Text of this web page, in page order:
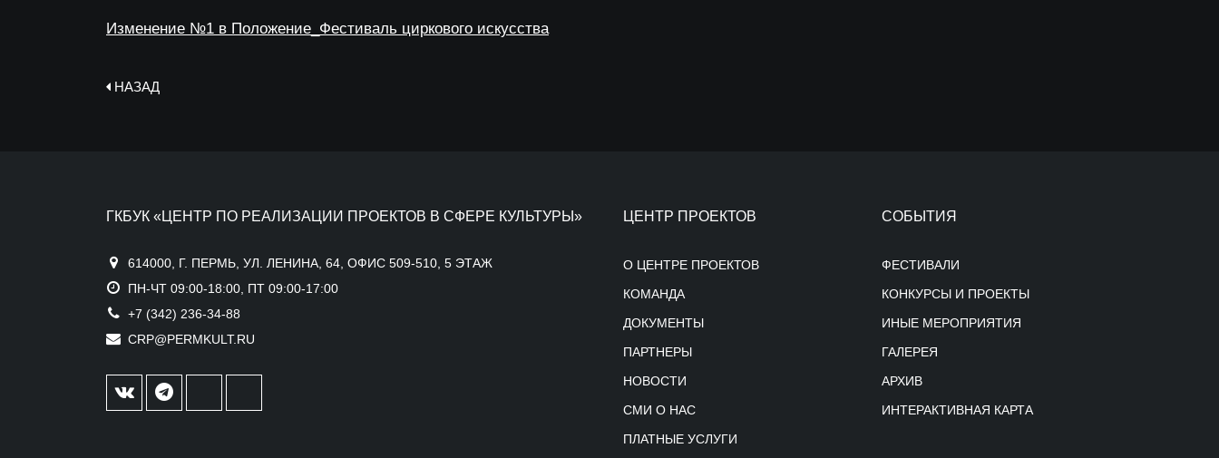
Изменение №1 в Положение_Фестиваль циркового искусства
НАЗАД
ГКБУК «ЦЕНТР ПО РЕАЛИЗАЦИИ ПРОЕКТОВ В СФЕРЕ КУЛЬТУРЫ»
614000, Г. ПЕРМЬ, УЛ. ЛЕНИНА, 64, ОФИС 509-510, 5 ЭТАЖ
ПН-ЧТ 09:00-18:00, ПТ 09:00-17:00
+7 (342) 236-34-88
CRP@PERMKULT.RU
ЦЕНТР ПРОЕКТОВ
О ЦЕНТРЕ ПРОЕКТОВ
КОМАНДА
ДОКУМЕНТЫ
ПАРТНЕРЫ
НОВОСТИ
СМИ О НАС
ПЛАТНЫЕ УСЛУГИ
СОБЫТИЯ
ФЕСТИВАЛИ
КОНКУРСЫ И ПРОЕКТЫ
ИНЫЕ МЕРОПРИЯТИЯ
ГАЛЕРЕЯ
АРХИВ
ИНТЕРАКТИВНАЯ КАРТА